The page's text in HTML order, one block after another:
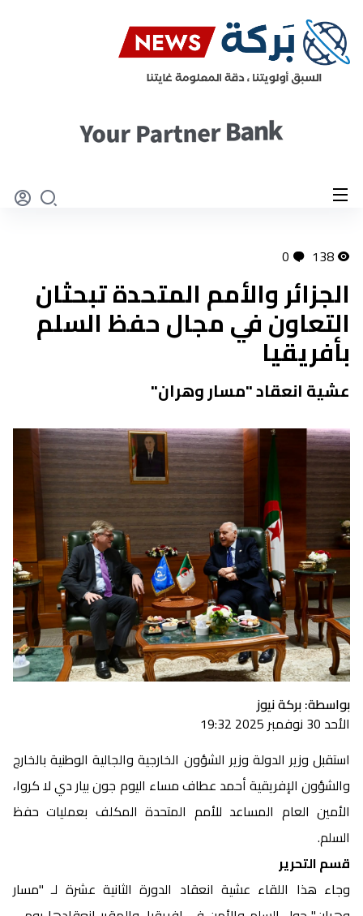
138
0
الجزائر والأمم المتحدة تبحثان
التعاون في مجال حفظ السلم
بأفريقيا
عشية انعقاد "مسار وهران"
بواسطة: بركة نيوز
الأحد 30 نوفمبر 2025 19:32
استقبل وزير الدولة وزير الشؤون الخارجية والجالية الوطنية بالخارج
والشؤون الإفريقية أحمد عطاف مساء اليوم جون بيار دي لا كروا،
الأمين العام المساعد للأمم المتحدة المكلف بعمليات حفظ
السلم.
قسم التحرير
وجاء هذا اللقاء عشية انعقاد الدورة الثانية عشرة لـ "مسار